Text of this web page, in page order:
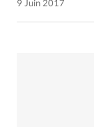
9 Juin 2017